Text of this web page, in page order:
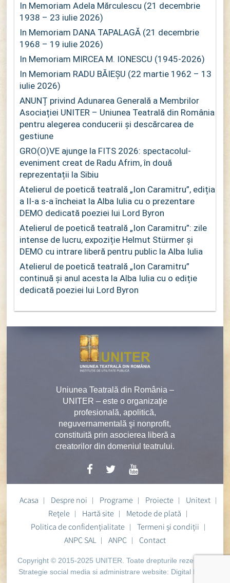
In Memoriam Adela Mărculescu (21 decembrie
1938 – 23 iulie 2026)
In Memoriam DANA TAPALAGĂ (21 decembrie
1968 – 19 iulie 2026)
In Memoriam MIRCEA M. IONESCU (1945-2026)
In Memoriam RADU BĂIEȘU (22 martie 1962 – 13
iulie 2026)
ANUNȚ privind Adunarea Generală a Membrilor
Asociației UNITER – Uniunea Teatrală din România
pentru alegerea conducerii și descărcarea de
gestiune
GRO(O)VE ajunge la FITS 2026: spectacolul-
eveniment creat de Radu Afrim, în două
reprezentații la Sibiu
Atelierul de poetică teatrală „Ion Caramitru”, ediția
a II-a s-a încheiat la Alba Iulia cu o prezentare
DEMO dedicată poeziei lui Lord Byron
Atelierul de poetică teatrală „Ion Caramitru”: zile
intense de lucru, expoziție Helmut Stürmer și
DEMO cu intrare liberă pentru public la Alba Iulia
Atelierul de poetică teatrală „Ion Caramitru”
continuă și anul acesta la Alba Iulia cu o ediție
dedicată poeziei lui Lord Byron
Uniunea Teatrală din România –
UNITER – este o organizaţie
profesională, apolitică,
neguvernamentală şi nonprofit,
constituită prin asocierea liberă a
creatorilor din domeniul teatrului.
Acasa Despre noi Programe Proiecte
Unitext
Rețele
Hartă site
Metode de plată
Politica de confidențialitate
Termeni și condiții
ANPC SAL
ANPC Contact
Copyright © 2015-2025 UNITER. Toate drepturile rezervate.
Strategie social media si administrare website: Digital Heart